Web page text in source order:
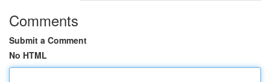
Comments
Submit a Comment
No HTML